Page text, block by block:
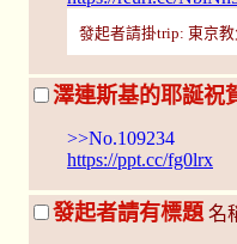
發起者請掛trip: 東京教
澤連斯基的耶誕祝
>>No.109234
https://ppt.cc/fg0lrx
發起者請有標題 名